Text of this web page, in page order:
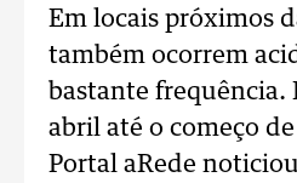
Em locais próximos
também ocorrem
bastante frequência.
abril até o começo
Portal aRede